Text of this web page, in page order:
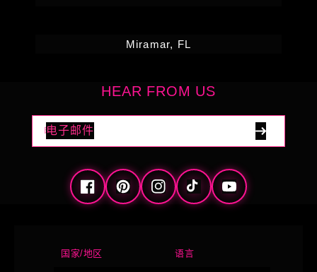
Miramar, FL
HEAR FROM US
电子邮件
FacebookPinterestInstagramTikTokYouTube
国家/地区 语言